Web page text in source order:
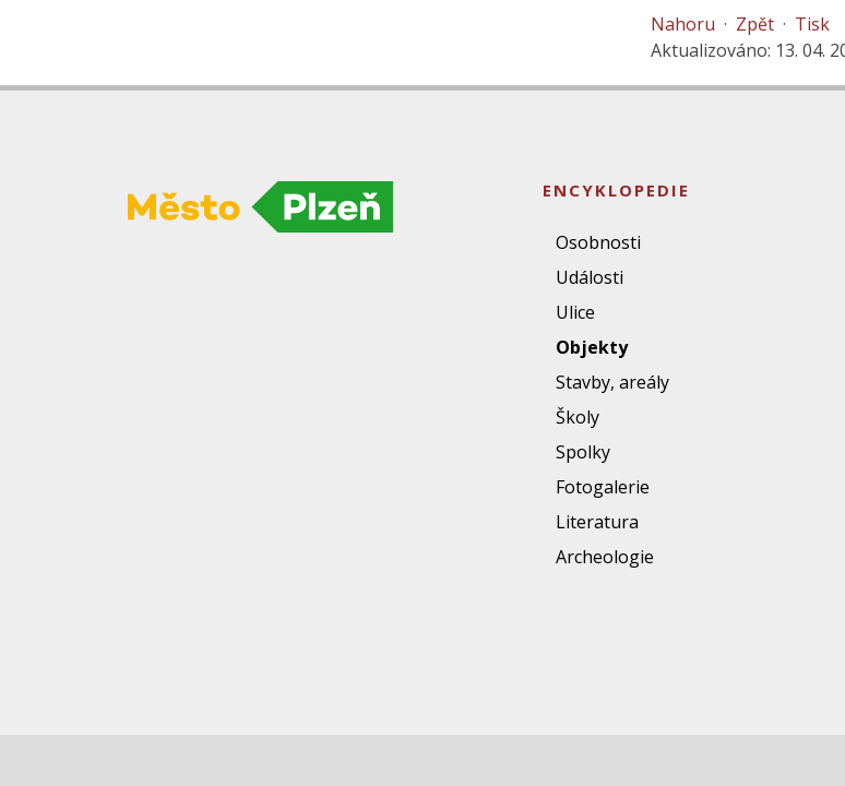
Nahoru · Zpět · Tisk
Aktualizováno: 13. 04.
ENCYKLOPEDIE
Osobnosti
Události
Ulice
Objekty
Stavby, areály
Školy
Spolky
Fotogalerie
Literatura
Archeologie